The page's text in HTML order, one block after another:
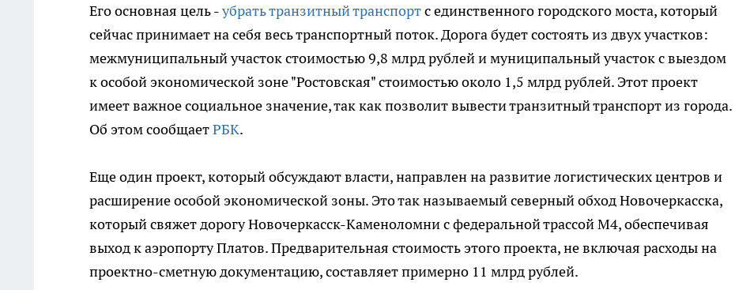
Его основная цель -убрать транзитный транспортс единственного городского моста, который
сейчас принимает на себя весь транспортный поток. Дорога будет состоять из двух участков:
межмуниципальный участок стоимостью 9,8 млрд рублей и муниципальный участок с выездом
к особой экономической зоне "Ростовская" стоимостью около 1,5 млрд рублей. Этот проект
имеет важное социальное значение, так как позволит вывести транзитный транспорт из города.
Об этом сообщаетРБК.
Еще один проект, который обсуждают власти, направлен на развитие логистических центров и
расширение особой экономической зоны. Это так называемый северный обход Новочеркасска,
который свяжет дорогу Новочеркасск-Каменоломни с федеральной трассой М4, обеспечивая
выход к аэропорту Платов. Предварительная стоимость этого проекта, не включая расходы на
проектно-сметную документацию, составляет примерно 11 млрд рублей.